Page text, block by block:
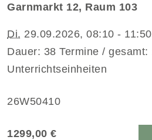
Garnmarkt 12, Raum 103
Di. 29.09.2026, 08:10 -
Dauer: 38 Termine / gesamt:
Unterrichtseinheiten
26W50410
1299,00 €